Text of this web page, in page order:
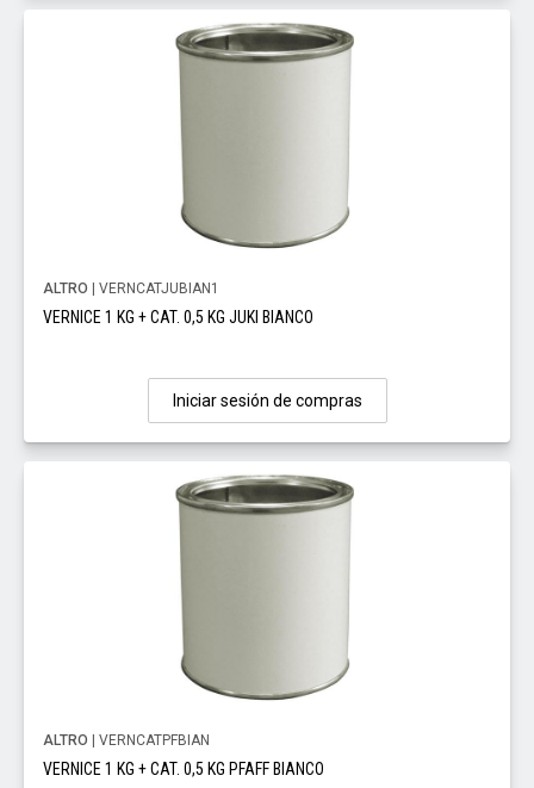
ALTRO | VERNCATJUBIAN1
VERNICE 1 KG + CAT. 0,5 KG JUKI BIANCO
Iniciar sesión de compras
ALTRO | VERNCATPFBIAN
VERNICE 1 KG + CAT. 0,5 KG PFAFF BIANCO